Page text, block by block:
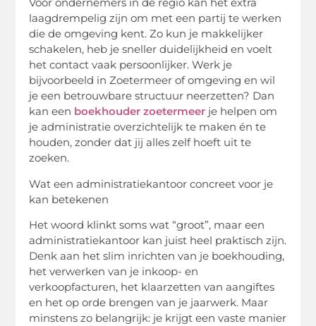
Voor ondernemers in de regio kan het extra
laagdrempelig zijn om met een partij te werken
die de omgeving kent. Zo kun je makkelijker
schakelen, heb je sneller duidelijkheid en voelt
het contact vaak persoonlijker. Werk je
bijvoorbeeld in Zoetermeer of omgeving en wil
je een betrouwbare structuur neerzetten? Dan
kan een boekhouder zoetermeer je helpen om
je administratie overzichtelijk te maken én te
houden, zonder dat jij alles zelf hoeft uit te
zoeken.
Wat een administratiekantoor concreet voor je
kan betekenen
Het woord klinkt soms wat “groot”, maar een
administratiekantoor kan juist heel praktisch zijn.
Denk aan het slim inrichten van je boekhouding,
het verwerken van je inkoop- en
verkoopfacturen, het klaarzetten van aangiftes
en het op orde brengen van je jaarwerk. Maar
minstens zo belangrijk: je krijgt een vaste manier